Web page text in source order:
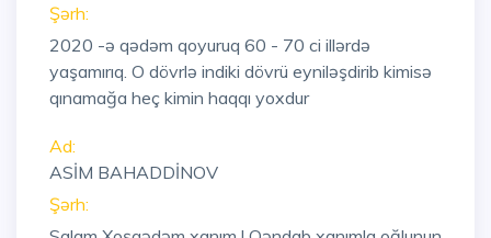
Şərh:
2020 -ə qədəm qoyuruq 60 - 70 ci illərdə
yaşamırıq. O dövrlə indiki dövrü eyniləşdirib kimisə
qınamağa heç kimin haqqı yoxdur
Ad:
ASİM BAHADDİNOV
Şərh: